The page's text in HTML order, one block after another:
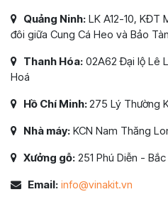
Quảng Ninh: LK A12-10, KĐT
đôi giữa Cung Cá Heo và Bảo
Thanh Hóa: 02A62 Đại lộ Lê
Hoá
Hồ Chí Minh:275 Lý Thường
Nhà máy: KCN Nam Thăng
Xưởng gỗ: 251 Phú Diễn -
Email: info@vinakit.vn